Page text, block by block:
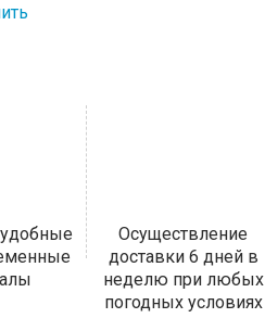
Осуществление
доставки 6 дней в
неделю при любых
погодных условиях